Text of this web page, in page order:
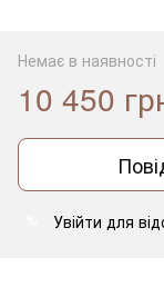
Немає в наявності
10 450
Увійти для